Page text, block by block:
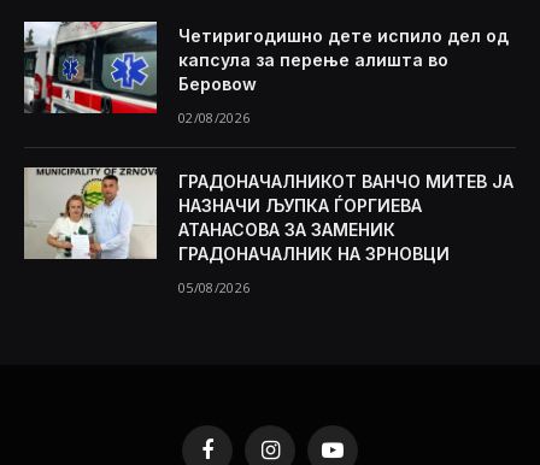
Четиригодишно дете испило дел од
капсула за перење алишта во
Беровоw
02/08/2026
ГРАДОНАЧАЛНИКОТ ВАНЧО МИТЕВ ЈА
НАЗНАЧИ ЉУПКА ЃОРГИЕВА
АТАНАСОВА ЗА ЗАМЕНИК
ГРАДОНАЧАЛНИК НА ЗРНОВЦИ
05/08/2026
FacebookInstagramYouTube